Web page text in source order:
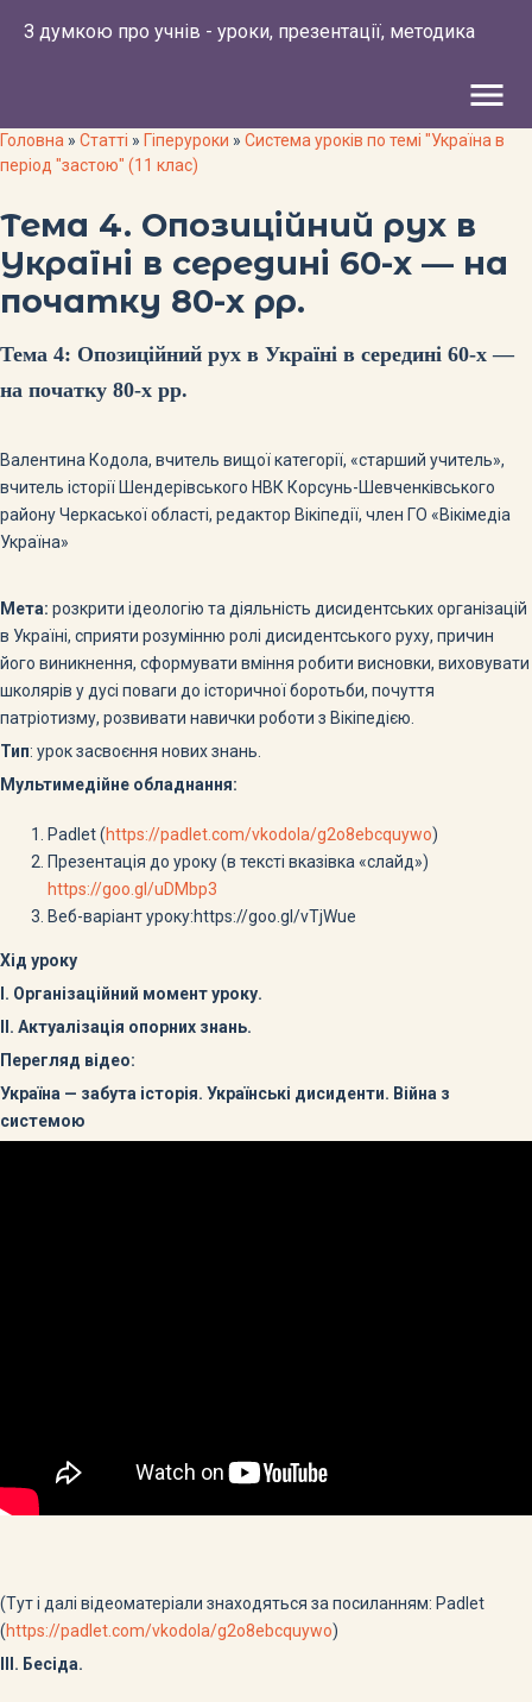
З думкою про учнів - уроки, презентації, методика
menu
Головна » Статті » Гіперуроки » Система уроків по темі "Україна в
період "застою" (11 клас)
Тема 4. Опозиційний рух в
Україні в середині 60-х — на
початку 80-х рр.
Тема 4: Опозиційний рух в Україні в середині 60-х —
на початку 80-х рр.
Валентина Кодола, вчитель вищої категорії, «старший учитель»,
вчитель історії Шендерівського НВК Корсунь-Шевченківського
району Черкаської області, редактор Вікіпедії, член ГО «Вікімедіа
Україна»
Мета: розкрити ідеологію та діяльність дисидентських організацій
в Україні, сприяти розумінню ролі дисидентського руху, причин
його виникнення, сформувати вміння робити висновки, виховувати
школярів у дусі поваги до історичної боротьби, почуття
патріотизму, розвивати навички роботи з Вікіпедією.
Тип: урок засвоєння нових знань.
Мультимедійне обладнання:
Padlet (https://padlet.com/vkodola/g2o8ebcquywo)
Презентація до уроку (в тексті вказівка «слайд»)
https://goo.gl/uDMbp3
Веб-варіант уроку:https://goo.gl/vTjWue
Хід уроку
І. Організаційний момент уроку.
ІІ. Актуалізація опорних знань.
Перегляд відео:
Україна — забута історія. Українські дисиденти. Війна з
системою
(Тут і далі відеоматеріали знаходяться за посиланням: Padlet
(https://padlet.com/vkodola/g2o8ebcquywo)
ІІІ. Бесіда.